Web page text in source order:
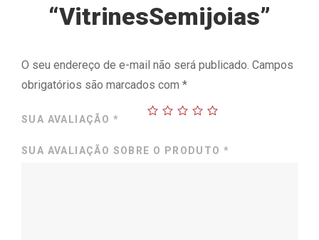
“VitrinesSemijoias”
O seu endereço de e-mail não será publicado. Campos
obrigatórios são marcados com *
SUA AVALIAÇÃO *
SUA AVALIAÇÃO SOBRE O PRODUTO *